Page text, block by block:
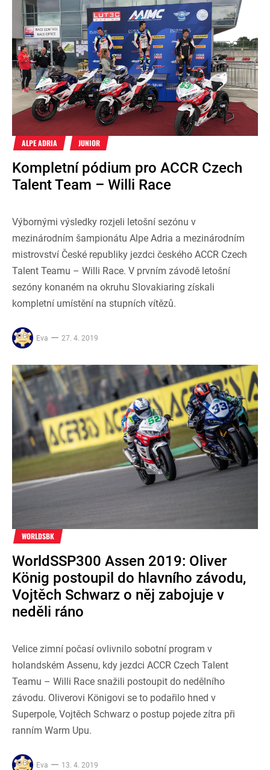
ALPE ADRIA JUNIOR
Kompletní pódium pro ACCR Czech
Talent Team – Willi Race
Výbornými výsledky rozjeli letošní sezónu v
mezinárodním šampionátu Alpe Adria a mezinárodním
mistrovství České republiky jezdci českého ACCR Czech
Talent Teamu – Willi Race. V prvním závodě letošní
sezóny konaném na okruhu Slovakiaring získali
kompletní umístění na stupních vítězů.
Eva 27. 4. 2019
WORLDSBK
WorldSSP300 Assen 2019: Oliver
König postoupil do hlavního závodu,
Vojtěch Schwarz o něj zabojuje v
neděli ráno
Velice zimní počasí ovlivnilo sobotní program v
holandském Assenu, kdy jezdci ACCR Czech Talent
Teamu – Willi Race snažili postoupit do nedělního
závodu. Oliverovi Königovi se to podařilo hned v
Superpole, Vojtěch Schwarz o postup pojede zítra při
ranním Warm Upu.
Eva 13. 4. 2019